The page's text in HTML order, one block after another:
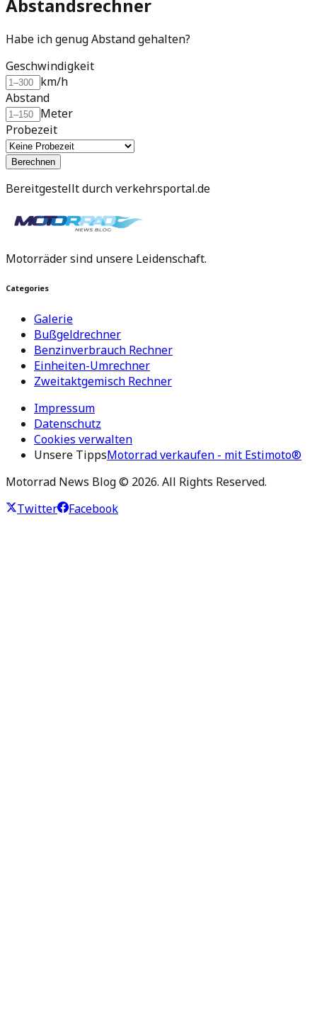
Abstandsrechner
Habe ich genug Abstand gehalten?
Geschwindigkeit
km/h
Abstand
Meter
Probezeit
Berechnen
Bereitgestellt durch verkehrsportal.de
Motorräder sind unsere Leidenschaft.
Categories
Galerie
Bußgeldrechner
Benzinverbrauch Rechner
Einheiten-Umrechner
Zweitaktgemisch Rechner
Impressum
Datenschutz
Cookies verwalten
Unsere TippsMotorrad verkaufen - mit Estimoto®
Motorrad News Blog © 2026. All Rights Reserved.
Twitter
Facebook